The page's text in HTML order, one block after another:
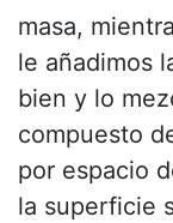
masa,
le añadimos
bien y lo
compuesto
por espacio
la superficie